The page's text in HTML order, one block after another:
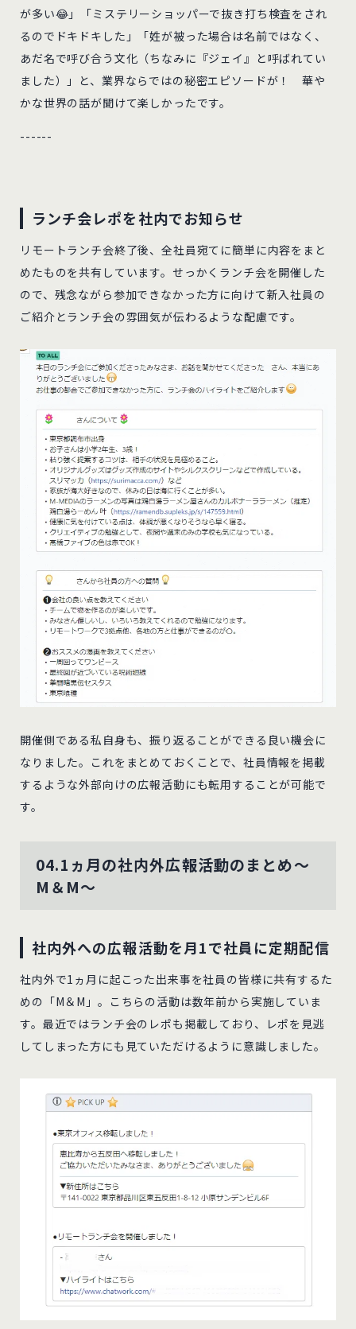
が多い😂」「ミステリーショッパーで抜き打ち検査をされ
るのでドキドキした」「姓が被った場合は名前ではなく、
あだ名で呼び合う文化（ちなみに『ジェイ』と呼ばれてい
ました）」と、業界ならではの秘密エピソードが！ 華や
かな世界の話が聞けて楽しかったです。
------
ランチ会レポを社内でお知らせ
リモートランチ会終了後、全社員宛てに簡単に内容をまと
めたものを共有しています。せっかくランチ会を開催した
ので、残念ながら参加できなかった方に向けて新入社員の
ご紹介とランチ会の雰囲気が伝わるような配慮です。
開催側である私自身も、振り返ることができる良い機会に
なりました。これをまとめておくことで、社員情報を掲載
するような外部向けの広報活動にも転用することが可能で
す。
04.1ヵ月の社内外広報活動のまとめ～
M＆M～
社内外への広報活動を月1で社員に定期配信
社内外で1ヵ月に起こった出来事を社員の皆様に共有するた
めの「M＆M」。こちらの活動は数年前から実施していま
す。最近ではランチ会のレポも掲載しており、レポを見逃
してしまった方にも見ていただけるように意識しました。